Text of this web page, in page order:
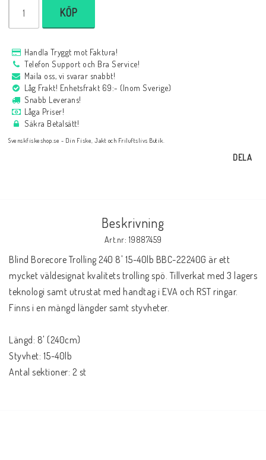
KÖP
Handla Tryggt mot Faktura!
Telefon Support och Bra Service!
Maila oss, vi svarar snabbt!
Låg Frakt! Enhetsfrakt 69:- (Inom Sverige)
Snabb Leverans!
Låga Priser!
Säkra Betalsätt!
Svenskfiskeshop.se - Din Fiske, Jakt och Friluftslivs Butik.
DELA
Beskrivning
Art.nr: 19887459
Blind Borecore Trolling 240 8' 15-40lb BBC-22240G är ett
mycket väldesignat kvalitets trolling spö. Tillverkat med 3 lagers
teknologi samt utrustat med handtag i EVA och RST ringar.
Finns i en mängd längder samt styvheter.
Längd: 8' (240cm)
Styvhet: 15-40lb
Antal sektioner: 2 st